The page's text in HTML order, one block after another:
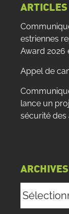
ARTICLES
estriennes
Award 2026
Appel de
lance un
sécurité des
ARCHIVES